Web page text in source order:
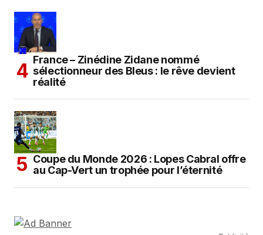
France – Zinédine Zidane nommé
sélectionneur des Bleus : le rêve devient
réalité
Coupe du Monde 2026 : Lopes Cabral offre
au Cap-Vert un trophée pour l’éternité